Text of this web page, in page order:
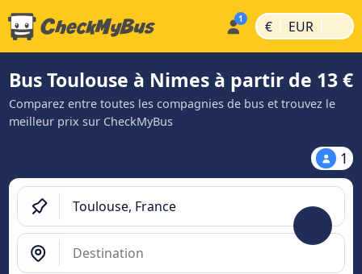
€ | EUR |
Bus Toulouse à Nimes à partir de 13 €
Comparez entre toutes les compagnies de bus et trouvez le
meilleur prix sur CheckMyBus
1